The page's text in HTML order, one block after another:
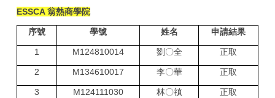
ESSCA翁熱商學院
序號 學號 姓名 申請結果
1 M124810014 劉〇全 正取
2 M134610017 李〇華 正取
3 M124111030 林〇禛 正取